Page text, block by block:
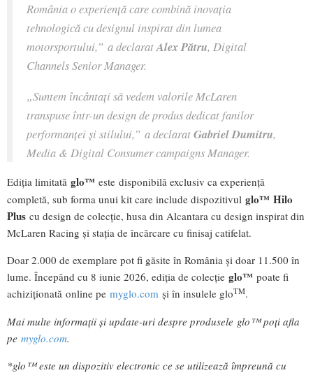
România o experiență care combină inovația
tehnologică cu designul inspirat din lumea
motorsportului,” a declaratAlex Pătru, Digital
Channels Senior Manager.
„Suntem încântați să vedem valorile McLaren
transpuse într-un design de produs dedicat fanilor
performanței și stilului,” a declaratGabriel Dumitru,
Media & Digital Consumer campaigns Manager.
Ediția limitată glo™ este disponibilă exclusiv ca experiență
completă, sub forma unui kit care include dispozitivul glo™ Hilo
Plus cu design de colecție, husa din Alcantara cu design inspirat din
McLaren Racing și stația de încărcare cu finisaj catifelat.
Doar 2.000 de exemplare pot fi găsite în România și doar 11.500 în
lume. Începând cu 8 iunie 2026, ediția de colecție glo™ poate fi
achiziționată online pe myglo.com și în insulele gloTM.
Mai multe informații și update-uri despre produsele glo™ poți afla
pe myglo.com.
*glo™ este un dispozitiv electronic ce se utilizează împreună cu